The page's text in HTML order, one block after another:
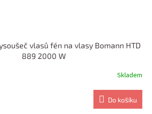
vlasů fén na vlasy Bomann HTD
889 2000 W
Skladem
Do košíku